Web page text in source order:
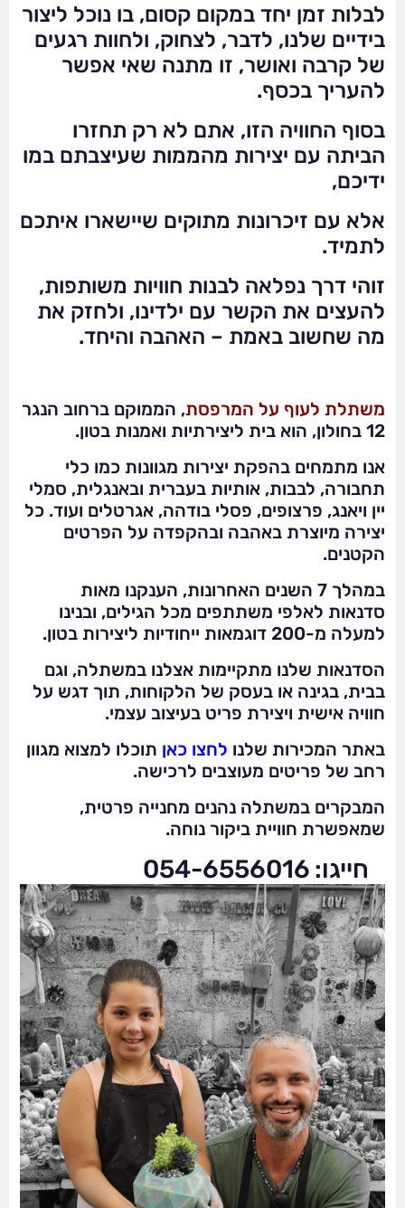
לבלות זמן יחד במקום קסום, בו נוכל ליצור
בידיים שלנו, לדבר, לצחוק, ולחוות רגעים
של קרבה ואושר, זו מתנה שאי אפשר
להעריך בכסף.
בסוף החוויה הזו, אתם לא רק תחזרו
הביתה עם יצירות מהממות שעיצבתם במו
ידיכם,
אלא עם זיכרונות מתוקים שיישארו איתכם
לתמיד.
זוהי דרך נפלאה לבנות חוויות משותפות,
להעצים את הקשר עם ילדינו, ולחזק את
מה שחשוב באמת – האהבה והיחד.
משתלת לעוף על המרפסת, הממוקם ברחוב הנגר
12 בחולון, הוא בית ליצירתיות ואמנות בטון.
אנו מתמחים בהפקת יצירות מגוונות כמו כלי
תחבורה, לבבות, אותיות בעברית ובאנגלית, סמלי
יין ויאנג, פרצופים, פסלי בודהה, אגרטלים ועוד. כל
יצירה מיוצרת באהבה ובהקפדה על הפרטים
הקטנים.
במהלך 7 השנים האחרונות, הענקנו מאות
סדנאות לאלפי משתתפים מכל הגילים, ובנינו
למעלה מ-200 דוגמאות ייחודיות ליצירות בטון.
הסדנאות שלנו מתקיימות אצלנו במשתלה, וגם
בבית, בגינה או בעסק של הלקוחות, תוך דגש על
חוויה אישית ויצירת פריט בעיצוב עצמי.
באתר המכירות שלנו לחצו כאן תוכלו למצוא מגוון
רחב של פריטים מעוצבים לרכישה.
המבקרים במשתלה נהנים מחנייה פרטית,
שמאפשרת חוויית ביקור נוחה.
חייגו: 054-6556016